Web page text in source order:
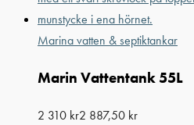
Marina vatten & septiktankar
Marin Vattentank 55L
2 310 kr2 887,50 kr